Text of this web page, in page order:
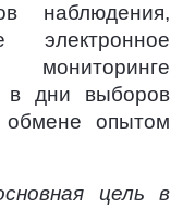
наблюдения,
электронное
в дни выборов
опытом
цель в